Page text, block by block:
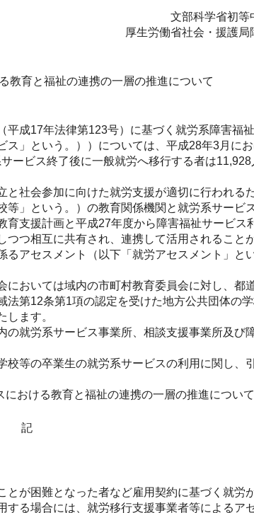
文部科学省初等
厚生労働省社会・援護
教育と福祉の連携の一層の推進について
成17年法律第123号）に基づく就労系障害福
」という。））については、平成28年3月に
ービス終了後に一般就労へ移行する者は
社会参加に向けた就労支援が適切に行われる
」という。）の教育関係機関と就労系サービ
支援計画と平成27年度から障害福祉サービス
つ相互に共有され、連携して活用されること
アセスメント（以下「就労アセスメント」と
おいては域内の市町村教育委員会に対し、都
第12条第1項の認定を受けた地方公共団体の
ます。
就労系サービス事業所、相談支援事業所及び
等の卒業生の就労系サービスの利用に関し、
おける教育と福祉の連携の一層の推進について
記
が困難となった者など雇用契約に基づく就労
る場合には、就労移行支援事業者等によるア